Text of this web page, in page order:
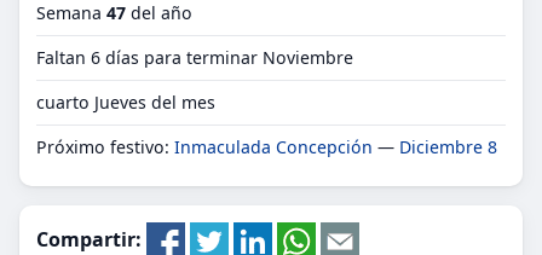
Semana 47 del año
Faltan 6 días para terminar Noviembre
cuarto Jueves del mes
Próximo festivo: Inmaculada Concepción — Diciembre 8
Compartir: